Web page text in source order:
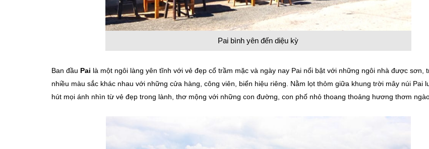
Pai bình yên đến diệu kỳ
Ban đầu Pai là một ngôi làng yên tĩnh với vẻ đẹp cổ trầm mặc và ngày nay Pai nổi bật với những ngôi nhà được sơn,
nhiều màu sắc khác nhau với những cửa hàng, công viên, biển hiệu riêng. Nằm lọt thỏm giữa khung trời mây núi Pai
hút mọi ánh nhìn từ vẻ đẹp trong lành, thơ mộng với những con đường, con phố nhỏ thoang thoảng hương thơm